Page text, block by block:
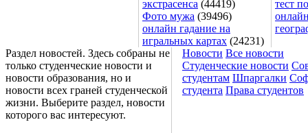
экстрасенса (44419)
Фото мужа (39496)
онлайн гадание на
игральных картах (24231)
тест
Раздел новостей. Здесь собраны не
только студенческие новости и
новости образования, но и
новости всех граней студенческой
жизни. Выберите раздел, новости
которого вас интересуют.
Новости Все новости
Студенческие новости
студентам Шпаргалки
студента Права студентов